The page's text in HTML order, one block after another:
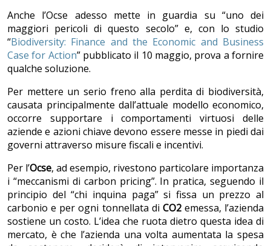
Anche l’Ocse adesso mette in guardia su “uno dei
maggiori pericoli di questo secolo” e, con lo studio
“Biodiversity: Finance and the Economic and Business
Case for Action” pubblicato il 10 maggio, prova a fornire
qualche soluzione.
Per mettere un serio freno alla perdita di biodiversità,
causata principalmente dall’attuale modello economico,
occorre supportare i comportamenti virtuosi delle
aziende e azioni chiave devono essere messe in piedi dai
governi attraverso misure fiscali e incentivi.
Per l’Ocse, ad esempio, rivestono particolare importanza
i “meccanismi di carbon pricing”. In pratica, seguendo il
principio del “chi inquina paga” si fissa un prezzo al
carbonio e per ogni tonnellata di CO2emessa, l’azienda
sostiene un costo. L’idea che ruota dietro questa idea di
mercato, è che l’azienda una volta aumentata la spesa